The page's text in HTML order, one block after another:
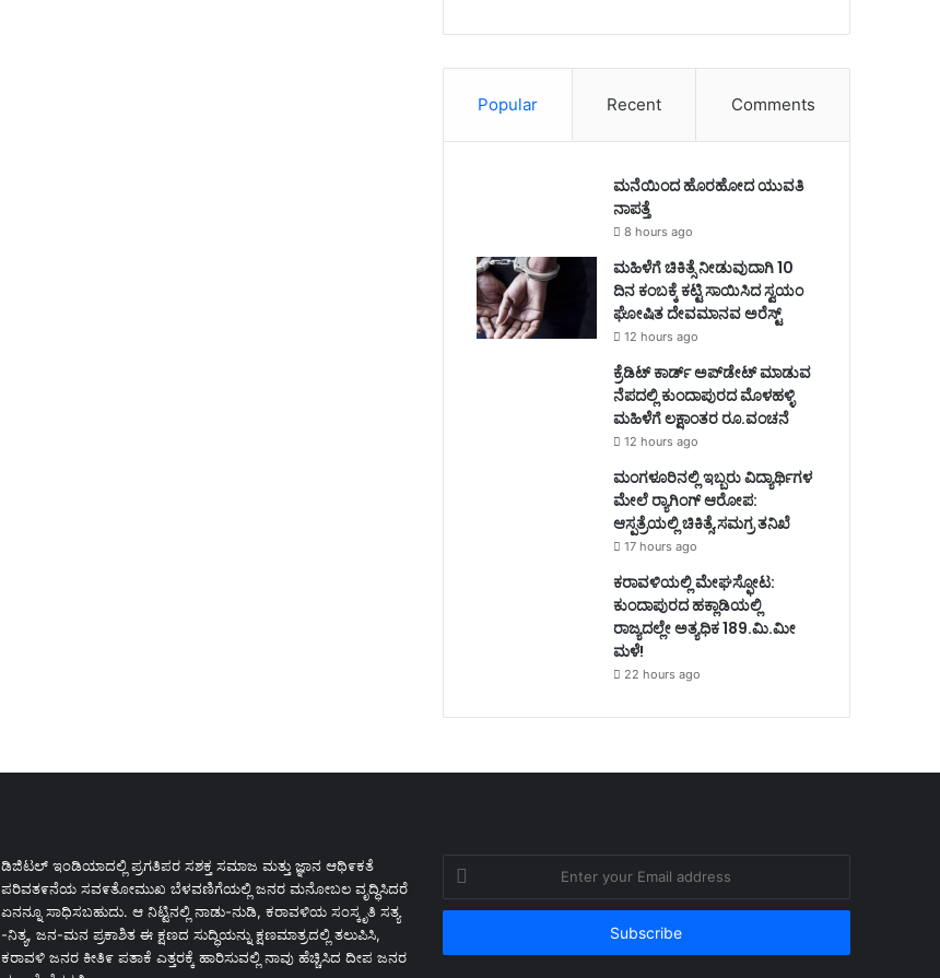
Popular Recent Comments
ಮನೆಯಿಂದ ಹೊರಹೋದ ಯುವತಿ
ನಾಪತ್ತೆ
8 hours ago
ಮಹಿಳೆಗೆ ಚಿಕಿತ್ಸೆ ನೀಡುವುದಾಗಿ 10
ದಿನ ಕಂಬಕ್ಕೆ ಕಟ್ಟಿ ಸಾಯಿಸಿದ ಸ್ವಯಂ
ಘೋಷಿತ ದೇವಮಾನವ ಅರೆಸ್ಟ್
12 hours ago
ಕ್ರೆಡಿಟ್‌ ಕಾರ್ಡ್‌ ಅಪ್‌ಡೇಟ್ ಮಾಡುವ
ನೆಪದಲ್ಲಿ ಕುಂದಾಪುರದ ಮೊಳಹಳ್ಳಿ
ಮಹಿಳೆಗೆ ಲಕ್ಷಾಂತರ ರೂ.ವಂಚನೆ
12 hours ago
ಮಂಗಳೂರಿನಲ್ಲಿ ಇಬ್ಬರು ವಿದ್ಯಾರ್ಥಿಗಳ
ಮೇಲೆ ರ್‍ಯಾಗಿಂಗ್ ಆರೋಪ:
ಆಸ್ಪತ್ರೆಯಲ್ಲಿ ಚಿಕಿತ್ಸೆ,ಸಮಗ್ರ ತನಿಖೆ
17 hours ago
ಕರಾವಳಿಯಲ್ಲಿ ಮೇಘಸ್ಫೋಟ:
ಕುಂದಾಪುರದ ಹಕ್ಲಾಡಿಯಲ್ಲಿ
ರಾಜ್ಯದಲ್ಲೇ ಅತ್ಯಧಿಕ 189.ಮಿ.ಮೀ
ಮಳೆ!
22 hours ago
ಡಿಜಿಟಲ್ ಇಂಡಿಯಾದಲ್ಲಿ ಪ್ರಗತಿಪರ ಸಶಕ್ತ ಸಮಾಜ ಮತ್ತು ಜ್ಞಾನ ಆಥಿ೯ಕತೆ
ಪರಿವತ೯ನೆಯ ಸವ೯ತೋಮುಖ ಬೆಳವಣಿಗೆಯಲ್ಲಿ ಜನರ ಮನೋಬಲ ವೃದ್ಧಿಸಿದರೆ
ಏನನ್ನೂ ಸಾಧಿಸಬಹುದು. ಆ ನಿಟ್ಟಿನಲ್ಲಿ ನಾಡು-ನುಡಿ, ಕರಾವಳಿಯ ಸಂಸ್ಕೃತಿ ಸತ್ಯ
-ನಿತ್ಯ, ಜನ-ಮನ ಪ್ರಕಾಶಿತ ಈ ಕ್ಷಣದ ಸುದ್ಧಿಯನ್ನು ಕ್ಷಣಮಾತ್ರದಲ್ಲಿ ತಲುಪಿಸಿ,
ಕರಾವಳಿ ಜನರ ಕೀತಿ೯ ಪತಾಕೆ ಎತ್ತರಕ್ಕೆ ಹಾರಿಸುವಲ್ಲಿ ನಾವು ಹೆಚ್ಚಿಸಿದ ದೀಪ ಜನರ
your
Email